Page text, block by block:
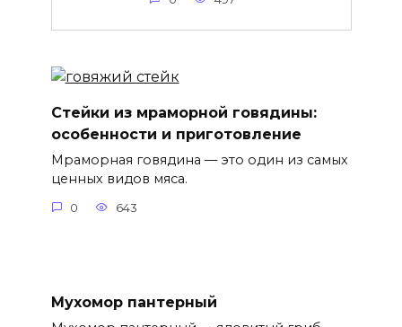
Стейки из мраморной говядины:
особенности и приготовление
Мраморная говядина — это один из самых
ценных видов мяса.
0 643
Мухомор пантерный